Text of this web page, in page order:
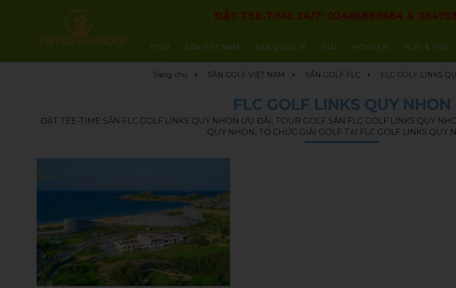
ĐẶT TEE-TIME 24/7: 02466888684 &
TOUR SÂN VIỆT NAM SÂN QUỐC TẾ GIẢI HỘI VIÊN PLAY & STAY
Trang chủ SÂN GOLF VIỆT NAM SÂN GOLF FLC FLC GOLF LINKS
FLC GOLF LINKS QUY NHON
ĐẶT TEE-TIME SÂN FLC GOLF LINKS QUY NHON ƯU ĐÃI, TOUR GOLF SÂN FLC GOLF LINKS QUY
QUY NHON, TỔ CHỨC GIẢI GOLF TẠI FLC GOLF LINKS QUY